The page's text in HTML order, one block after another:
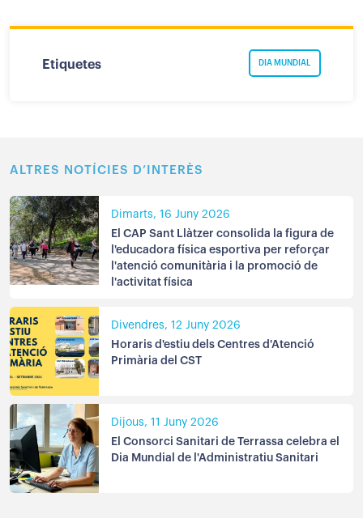
Etiquetes DIA MUNDIAL
ALTRES NOTÍCIES D’INTERÈS
Dimarts, 16 Juny 2026
El CAP Sant Llàtzer consolida la figura de
l'educadora física esportiva per reforçar
l'atenció comunitària i la promoció de
l'activitat física
Divendres, 12 Juny 2026
Horaris d'estiu dels Centres d'Atenció
Primària del CST
Dijous, 11 Juny 2026
El Consorci Sanitari de Terrassa celebra el
Dia Mundial de l'Administratiu Sanitari